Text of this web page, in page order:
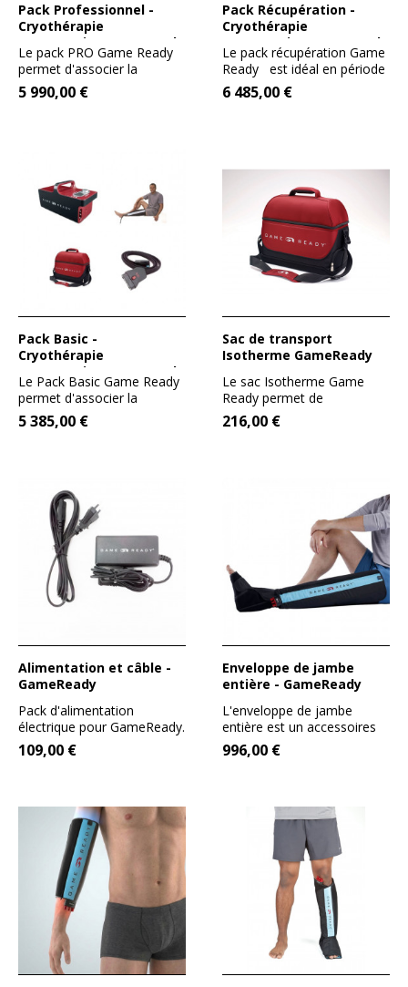
Pack Professionnel -
Cryothérapie
compressive GameReady
Le pack PRO Game Ready
permet d'associer la
cryothérapie et la...
5 990,00 €
Pack Récupération -
Cryothérapie
compressive GameReady
Le pack récupération Game
Ready est idéal en période
de préparation...
6 485,00 €
Pack Basic -
Cryothérapie
compressive GameReady
Le Pack Basic Game Ready
permet d'associer la
cryothérapie et la...
5 385,00 €
Sac de transport
Isotherme GameReady
Le sac Isotherme Game
Ready permet de
transporter facilement
l'unité...
216,00 €
Alimentation et câble -
GameReady
Pack d'alimentation
électrique pour GameReady.
Comprend un câble...
109,00 €
Enveloppe de jambe
entière - GameReady
L'enveloppe de jambe
entière est un accessoires
pour l'appareil
GAMEREADY....
996,00 €